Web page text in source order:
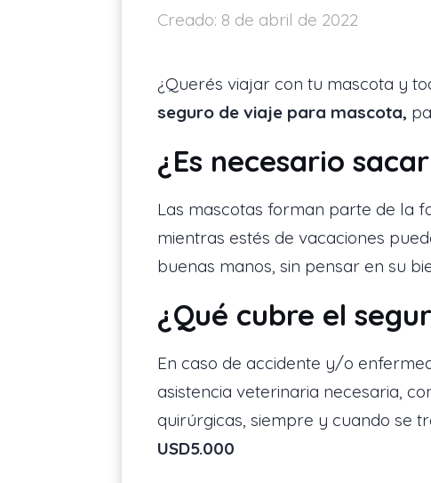
Creado: 8 de abril de 2022
¿Querés viajar con tu mascota y
seguro de viaje para mascota,
¿Es necesario
Las mascotas forman parte de la
mientras estés de vacaciones
buenas manos, sin pensar en su
¿Qué cubre el
En caso de accidente y/o
asistencia veterinaria necesaria,
quirúrgicas, siempre y cuando se
USD5.000